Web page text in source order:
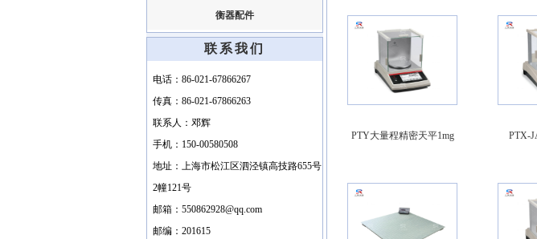
衡器配件
联系我们
电话：86-021-67866267
传真：86-021-67866263
联系人：邓辉
手机：150-00580508
地址：上海市松江区泗泾镇高技路655号
2幢121号
邮箱：550862928@qq.com
邮编：201615
PTY大量程精密天平1mg PTX-